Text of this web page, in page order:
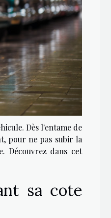
Dès l'entame de
pour ne pas subir la
Découvrez dans cet
sa cote